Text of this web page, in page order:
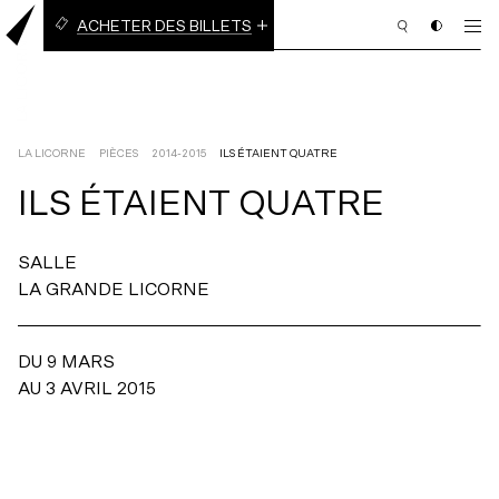
ACHETER DES BILLETS
BILLETTERIE
ABONNEMENT
NOUS APPUYER
LA LICORNE PIÈCES 2014-2015 ILS ÉTAIENT QUATRE
ILS ÉTAIENT QUATRE
SALLE
LA GRANDE LICORNE
DU 9 MARS
AU 3 AVRIL 2015